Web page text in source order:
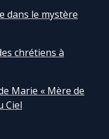
dans le mystère
chrétiens à
Marie « Mère de
Ciel